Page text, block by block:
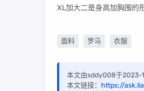
XL加大二是身高加胸围的
面料 罗马 衣服
本文由sddy008于2023-
本文链接： https://